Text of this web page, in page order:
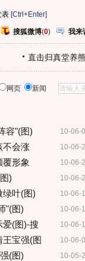
[Ctrl+Enter]
搜狐微博(0) 我来
直击归真堂养
网页 新闻
10-06-
容"(图)
10-06-
不会涨
10-06-
覆形象
10-06-
)
10-06-
绿叶(图)
10-06-
"(图)
10-06-
爱(图)-搜
10-06-
宝强(图
10-05-
(图)